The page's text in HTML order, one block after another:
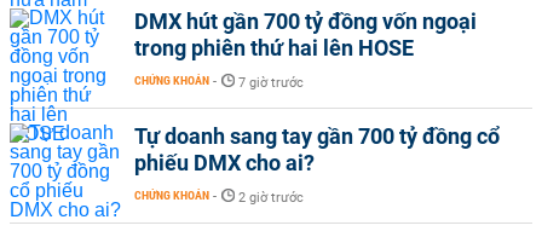
DMX hút gần 700 tỷ đồng vốn ngoại
trong phiên thứ hai lên HOSE
CHỨNG KHOÁN - 7 giờ trước
Tự doanh sang tay gần 700 tỷ đồng cổ
phiếu DMX cho ai?
CHỨNG KHOÁN - 2 giờ trước